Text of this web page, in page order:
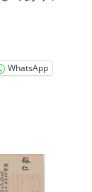
WhatsApp